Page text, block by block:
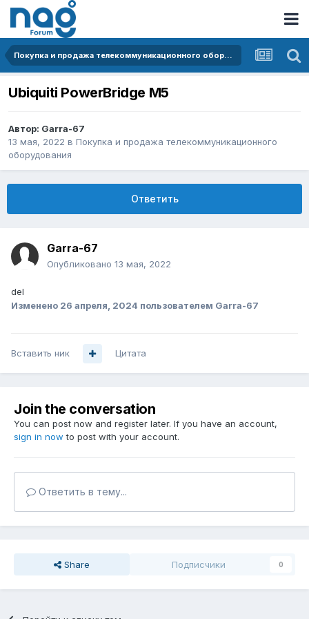
Покупка и продажа телекоммуникационного оборудования
Ubiquiti PowerBridge M5
Автор: Garra-67
13 мая, 2022 в Покупка и продажа телекоммуникационного
оборудования
Ответить
Garra-67
Опубликовано 13 мая, 2022
del
Изменено 26 апреля, 2024 пользователем Garra-67
Вставить ник Цитата
Join the conversation
You can post now and register later. If you have an account,
sign in now to post with your account.
Ответить в тему...
Share Подписчики 0